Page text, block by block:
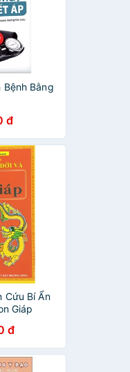
Bệnh Bằng
đ
Cứu Bí Ẩn
Giáp
đ